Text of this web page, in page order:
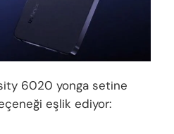
6020 yonga setine
eşlik ediyor: